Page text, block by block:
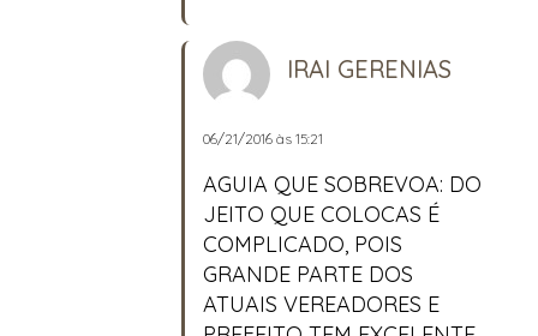
IRAI GERENIAS
06/21/2016 às 15:21
AGUIA QUE SOBREVOA: DO
JEITO QUE COLOCAS É
COMPLICADO, POIS
GRANDE PARTE DOS
ATUAIS VEREADORES E